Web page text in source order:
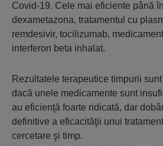
Covid-19. Cele mai eficiente până
dexametazona, tratamentul cu
remdesivir, tocilizumab,
interferon beta inhalat.
Rezultatele terapeutice timpurii
dacă unele medicamente sunt
au eficienţă foarte ridicată, dar
definitive a eficacităţii unui
cercetare şi timp.